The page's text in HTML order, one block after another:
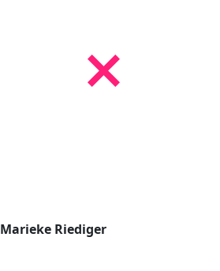
Marieke Riediger